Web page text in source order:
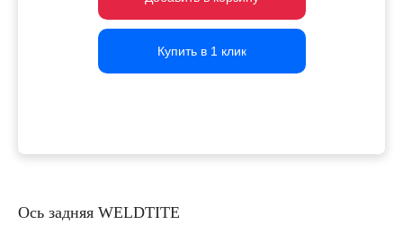
Купить в 1 клик
Купить в 1 клик
Купить в 1 клик
Ось задняя WELDTITE